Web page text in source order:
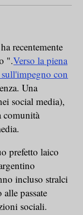
recentemente
".Verso la piena
sull'impegno con
Una
social media),
comunità
prefetto laico
incluso stralci
passate
sociali.